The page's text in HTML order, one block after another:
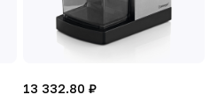
13 332.80 ₽